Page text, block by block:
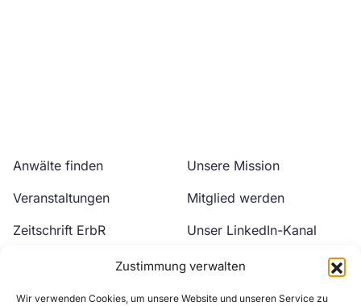
Zustimmung verwalten
Wir verwenden Cookies, um unsere Website und unseren Service zu
Anwälte finden
Veranstaltungen
Zeitschrift ErbR
Unsere Mission
Mitglied werden
Unser LinkedIn-Kanal
Unser YouTube-Kanal